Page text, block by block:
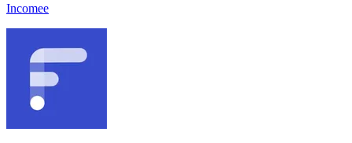
Incomee